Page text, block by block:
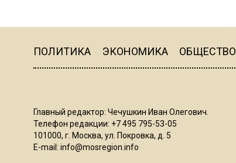
ПОЛИТИКА ЭКОНОМИКА ОБЩЕСТВО
Главный редактор: Чечушкин Иван Олегович.
Телефон редакции: +7 495 795-53-05
101000, г. Москва, ул. Покровка, д. 5
E-mail: info@mosregion.info